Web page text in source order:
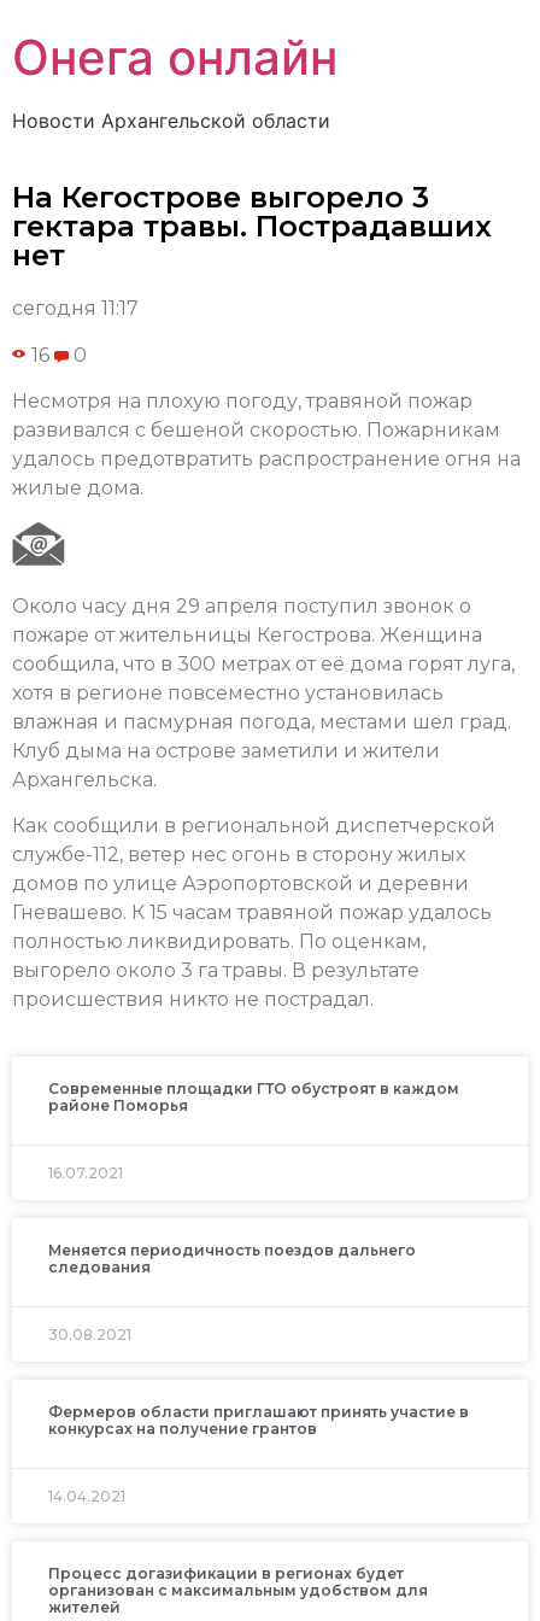
Онега онлайн
Новости Архангельской области
На Кегострове выгорело 3
гектара травы. Пострадавших
нет
сегодня 11:17
16 0
Несмотря на плохую погоду, травяной пожар
развивался с бешеной скоростью. Пожарникам
удалось предотвратить распространение огня на
жилые дома.
Около часу дня 29 апреля поступил звонок о
пожаре от жительницы Кегострова. Женщина
сообщила, что в 300 метрах от её дома горят луга,
хотя в регионе повсеместно установилась
влажная и пасмурная погода, местами шел град.
Клуб дыма на острове заметили и жители
Архангельска.
Как сообщили в региональной диспетчерской
службе-112, ветер нес огонь в сторону жилых
домов по улице Аэропортовской и деревни
Гневашево. К 15 часам травяной пожар удалось
полностью ликвидировать. По оценкам,
выгорело около 3 га травы. В результате
происшествия никто не пострадал.
Современные площадки ГТО обустроят в каждом
районе Поморья
16.07.2021
Меняется периодичность поездов дальнего
следования
30.08.2021
Фермеров области приглашают принять участие в
конкурсах на получение грантов
14.04.2021
Процесс догазификации в регионах будет
организован с максимальным удобством для
жителей